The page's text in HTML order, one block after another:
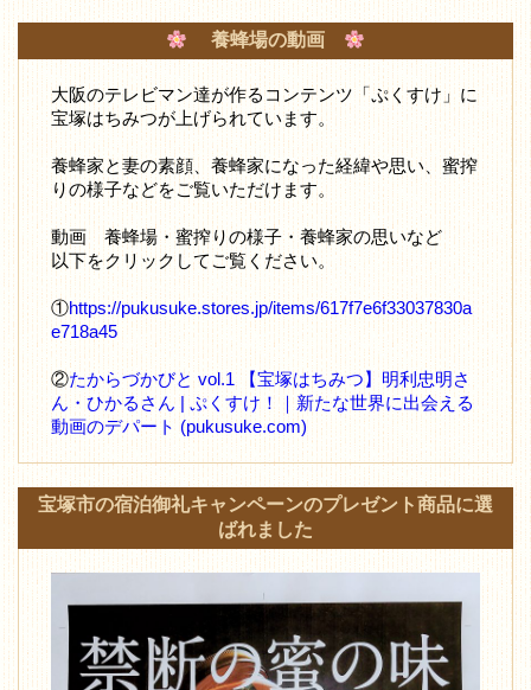
養蜂場の動画
大阪のテレビマン達が作るコンテンツ「ぷくすけ」に
宝塚はちみつが上げられています。
養蜂家と妻の素顔、養蜂家になった経緯や思い、蜜搾
りの様子などをご覧いただけます。
動画 養蜂場・蜜搾りの様子・養蜂家の思いなど
以下をクリックしてご覧ください。
①https://pukusuke.stores.jp/items/617f7e6f33037830a
e718a45
②たからづかびと vol.1 【宝塚はちみつ】明利忠明さ
ん・ひかるさん | ぷくすけ！｜新たな世界に出会える
動画のデパート (pukusuke.com)
宝塚市の宿泊御礼キャンペーンのプレゼント商品に選
ばれました